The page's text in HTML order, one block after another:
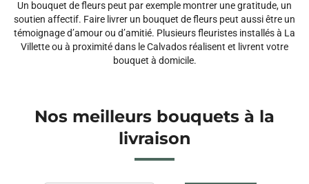
Un bouquet de fleurs peut par exemple montrer une gratitude, un
soutien affectif. Faire livrer un bouquet de fleurs peut aussi être un
témoignage d’amour ou d’amitié. Plusieurs fleuristes installés à La
Villette ou à proximité dans le Calvados réalisent et livrent votre
bouquet à domicile.
Nos meilleurs bouquets à la
livraison